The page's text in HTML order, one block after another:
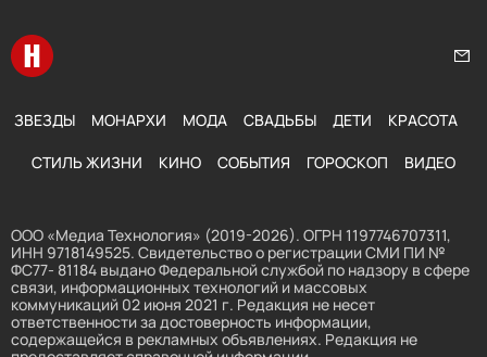
Перейти на главную
ЗВЕЗДЫ МОНАРХИ МОДА СВАДЬБЫ ДЕТИ КРАСОТА
СТИЛЬ ЖИЗНИ КИНО СОБЫТИЯ ГОРОСКОП ВИДЕО
ООО «Медиа Технология» (2019-2026). ОГРН 1197746707311,
ИНН 9718149525. Свидетельство о регистрации СМИ ПИ №
ФС77- 81184 выдано Федеральной службой по надзору в сфере
связи, информационных технологий и массовых
коммуникаций 02 июня 2021 г. Редакция не несет
ответственности за достоверность информации,
содержащейся в рекламных объявлениях. Редакция не